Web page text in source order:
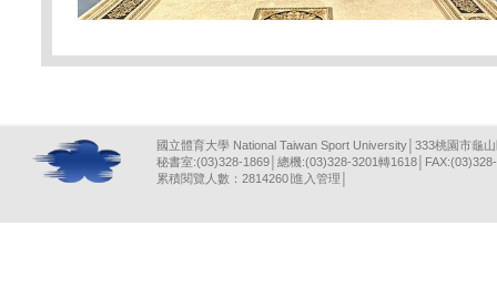
國立體育大學 National Taiwan Sport University│333桃園市龜
秘書室:(03)328-1869│總機:(03)328-3201轉
累積閱覽人數：2814260∣ 進入管理